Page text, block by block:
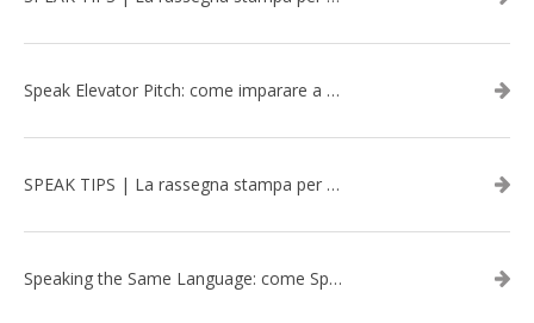
Speak Elevator Pitch: come imparare a gestire una presentazione in inglese
SPEAK TIPS | La rassegna stampa per migliorare l’inglese - febbraio 2026
Speaking the Same Language: come Speak aiuta a rafforzare i team attraverso il Team Building in inglese